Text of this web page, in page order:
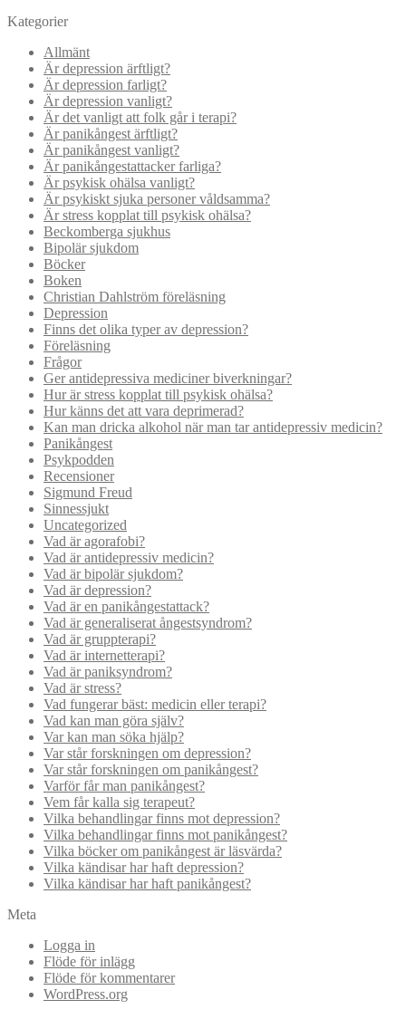
Kategorier
Allmänt
Är depression ärftligt?
Är depression farligt?
Är depression vanligt?
Är det vanligt att folk går i terapi?
Är panikångest ärftligt?
Är panikångest vanligt?
Är panikångestattacker farliga?
Är psykisk ohälsa vanligt?
Är psykiskt sjuka personer våldsamma?
Är stress kopplat till psykisk ohälsa?
Beckomberga sjukhus
Bipolär sjukdom
Böcker
Boken
Christian Dahlström föreläsning
Depression
Finns det olika typer av depression?
Föreläsning
Frågor
Ger antidepressiva mediciner biverkningar?
Hur är stress kopplat till psykisk ohälsa?
Hur känns det att vara deprimerad?
Kan man dricka alkohol när man tar antidepressiv medicin?
Panikångest
Psykpodden
Recensioner
Sigmund Freud
Sinnessjukt
Uncategorized
Vad är agorafobi?
Vad är antidepressiv medicin?
Vad är bipolär sjukdom?
Vad är depression?
Vad är en panikångestattack?
Vad är generaliserat ångestsyndrom?
Vad är gruppterapi?
Vad är internetterapi?
Vad är paniksyndrom?
Vad är stress?
Vad fungerar bäst: medicin eller terapi?
Vad kan man göra själv?
Var kan man söka hjälp?
Var står forskningen om depression?
Var står forskningen om panikångest?
Varför får man panikångest?
Vem får kalla sig terapeut?
Vilka behandlingar finns mot depression?
Vilka behandlingar finns mot panikångest?
Vilka böcker om panikångest är läsvärda?
Vilka kändisar har haft depression?
Vilka kändisar har haft panikångest?
Meta
Logga in
Flöde för inlägg
Flöde för kommentarer
WordPress.org